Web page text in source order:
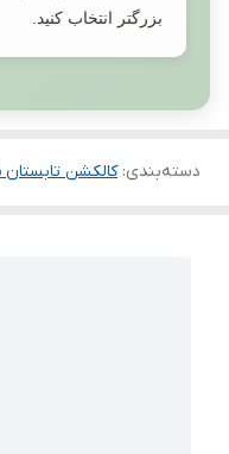
بزرگتر انتخاب کنید.
دسته‌بندی:کالکشن تابستان 1405 اورجینال دیلم